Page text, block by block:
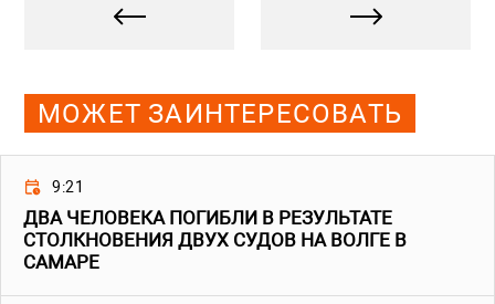
МОЖЕТ ЗАИНТЕРЕСОВАТЬ
9:21
ДВА ЧЕЛОВЕКА ПОГИБЛИ В РЕЗУЛЬТАТЕ
СТОЛКНОВЕНИЯ ДВУХ СУДОВ НА ВОЛГЕ В
САМАРЕ